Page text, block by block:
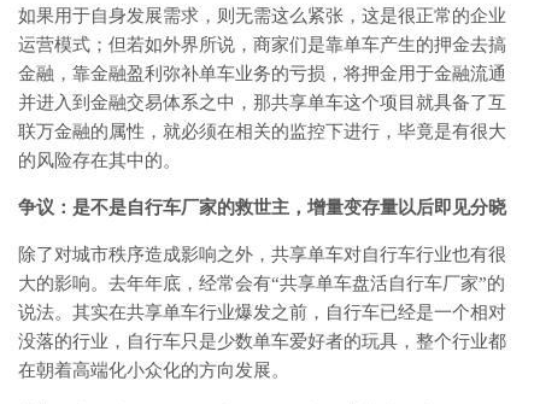
如果用于自身发展需求，则无需这么紧张，这是很正常的企业
运营模式；但若如外界所说，商家们是靠单车产生的押金去搞
金融，靠金融盈利弥补单车业务的亏损，将押金用于金融流通
并进入到金融交易体系之中，那共享单车这个项目就具备了互
联万金融的属性，就必须在相关的监控下进行，毕竟是有很大
的风险存在其中的。
争议：是不是自行车厂家的救世主，增量变存量以后即见分晓
除了对城市秩序造成影响之外，共享单车对自行车行业也有很
大的影响。去年年底，经常会有“共享单车盘活自行车厂家”的
说法。其实在共享单车行业爆发之前，自行车已经是一个相对
没落的行业，自行车只是少数单车爱好者的玩具，整个行业都
在朝着高端化小众化的方向发展。